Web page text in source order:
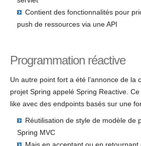
Contient des fonctionnalités pour
push de ressources via une API
Programmation réactive
Un autre point fort a été l’annonce de la
projet Spring appelé Spring Reactive.
like avec des endpoints basés sur une
Réutilisation de style de modèle de
Spring MVC